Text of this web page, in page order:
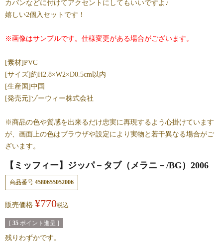
カバンなどに付けてアクセントにしてもいいですよ♪
嬉しい2個入セットです！
※画像はサンプルです。仕様変更がある場合がございます。
[素材]PVC
[サイズ]約H2.8×W2×D0.5cm以内
[生産国]中国
[発売元]ゾーウィー株式会社
※商品の色や質感を出来るだけ忠実に再現するよう心掛けています
が、画面上の色はブラウザや設定により実物と若干異なる場合がご
ざいます。
【ミッフィー】ジッパ－タブ（メラニ－/BG）2006
商品番号 4580655052006
販売価格 ¥770税込
[ 35 ポイント進呈 ]
残りわずかです。